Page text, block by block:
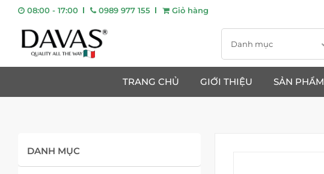
08:00 - 17:00 0989 977 155 Giỏ hàng
Danh mục
TRANG CHỦ GIỚI THIỆU SẢN PHẨM
DANH MỤC